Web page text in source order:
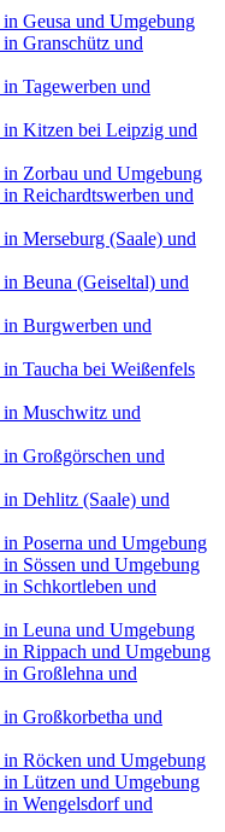
Geusa und Umgebung
Granschütz und
Tagewerben und
in Kitzen bei Leipzig und
Zorbau und Umgebung
Reichardtswerben und
Merseburg (Saale) und
Beuna (Geiseltal) und
Burgwerben und
Taucha bei Weißenfels
in Muschwitz und
Großgörschen und
Dehlitz (Saale) und
Poserna und Umgebung
Sössen und Umgebung
Schkortleben und
Leuna und Umgebung
Rippach und Umgebung
Großlehna und
Großkorbetha und
Röcken und Umgebung
Lützen und Umgebung
Wengelsdorf und